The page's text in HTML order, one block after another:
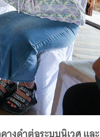
างดำต่อระบบนิเวศ และ